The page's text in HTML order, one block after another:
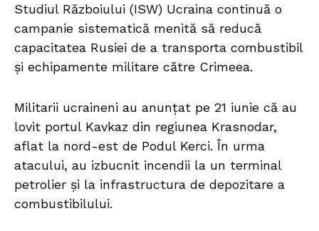
Studiul Războiului (ISW) Ucraina continuă o
campanie sistematică menită să reducă
capacitatea Rusiei de a transporta combustibil
și echipamente militare către Crimeea.
Militarii ucraineni au anunțat pe 21 iunie că au
lovit portul Kavkaz din regiunea Krasnodar,
aflat la nord-est de Podul Kerci. În urma
atacului, au izbucnit incendii la un terminal
petrolier și la infrastructura de depozitare a
combustibilului.